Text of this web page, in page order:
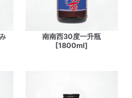
南南西30度一升瓶
[1800ml]